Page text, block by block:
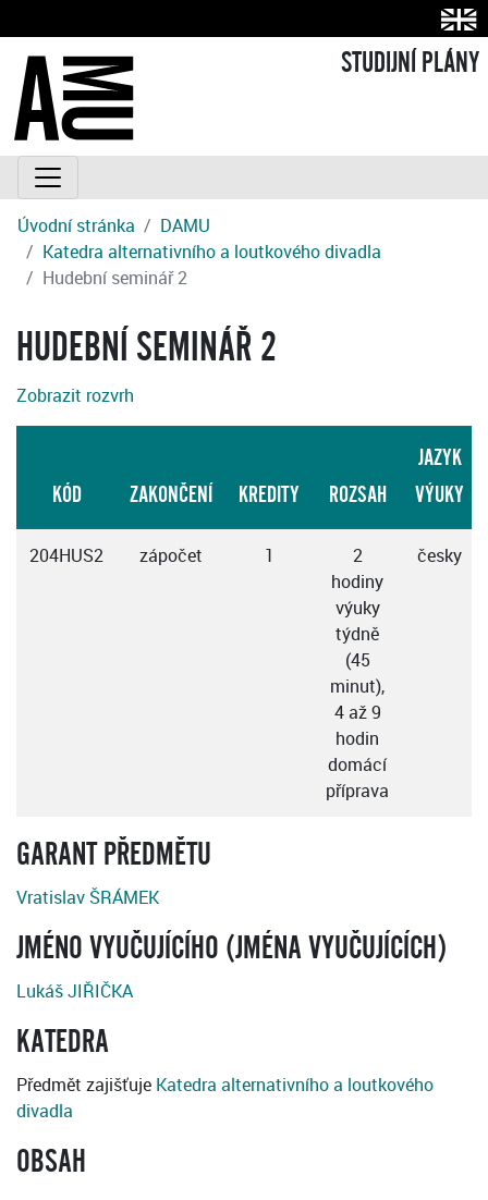
STUDIJNÍ PLÁNY
Úvodní stránka
DAMU
Katedra alternativního a loutkového divadla
Hudební seminář 2
HUDEBNÍ SEMINÁŘ 2
Zobrazit rozvrh
KÓD ZAKONČENÍ KREDITY ROZSAH
JAZYK
VÝUKY
204HUS2 zápočet 1
2
hodiny
výuky
týdně
(45
minut),
4 až 9
hodin
domácí
příprava
česky
GARANT PŘEDMĚTU
Vratislav ŠRÁMEK
JMÉNO VYUČUJÍCÍHO (JMÉNA VYUČUJÍCÍCH)
Lukáš JIŘIČKA
KATEDRA
Předmět zajišťuje Katedra alternativního a loutkového
divadla
OBSAH